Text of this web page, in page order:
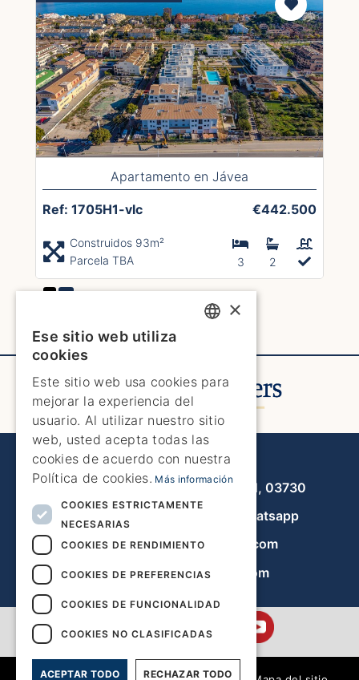
Apartamento en Jávea
Ref: 1705H1-vlc €442.500
Construidos 93m²
Parcela TBA
3 2
Javea Home Finders
Avenida de la Libertad 19, local 11, 03730
Whatsapp
info@javeahomefinders.com
es.javeahomefinders.com
SPANISH
GERMAN
FRENCH
×
Ese sitio web utiliza
cookies
Este sitio web usa cookies para
mejorar la experiencia del
usuario. Al utilizar nuestro sitio
web, usted acepta todas las
cookies de acuerdo con nuestra
Política de cookies. Más información
COOKIES ESTRICTAMENTE
NECESARIAS
COOKIES DE RENDIMIENTO
COOKIES DE PREFERENCIAS
COOKIES DE FUNCIONALIDAD
COOKIES NO CLASIFICADAS
ACEPTAR TODO RECHAZAR TODO